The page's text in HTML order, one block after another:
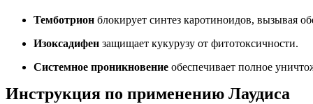
Темботрион блокирует синтез каротиноидов, вызывая
Изоксадифен защищает кукурузу от фитотоксичности.
Системное проникновение обеспечивает полное
Инструкция по применению Лаудиса